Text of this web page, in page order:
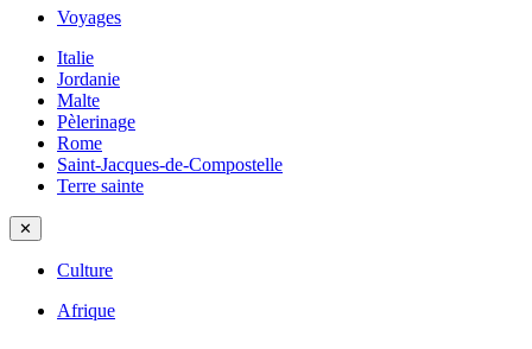
Voyages
Italie
Jordanie
Malte
Pèlerinage
Rome
Saint-Jacques-de-Compostelle
Terre sainte
✕
Culture
Afrique